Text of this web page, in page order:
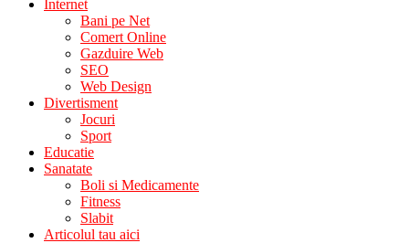
Internet
Bani pe Net
Comert Online
Gazduire Web
SEO
Web Design
Divertisment
Jocuri
Sport
Educatie
Sanatate
Boli si Medicamente
Fitness
Slabit
Articolul tau aici